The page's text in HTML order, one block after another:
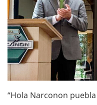
“Hola Narconon